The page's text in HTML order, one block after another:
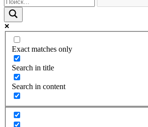
Exact matches only
Search in title
Search in content